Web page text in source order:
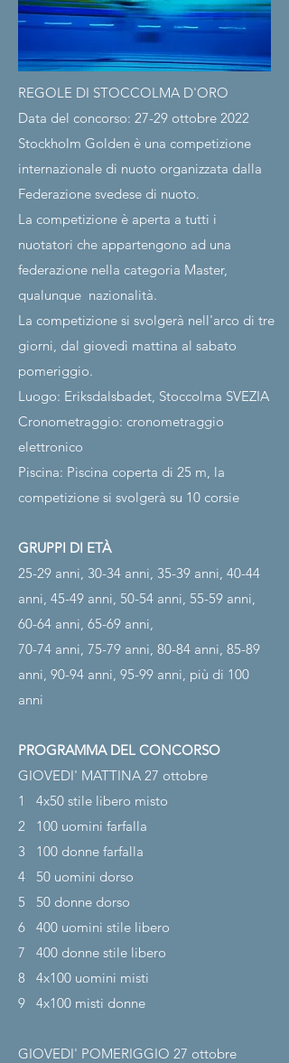
REGOLE DI STOCCOLMA D'ORO
Data del concorso: 27-29 ottobre 2022
Stockholm Golden è una competizione
internazionale di nuoto organizzata dalla
Federazione svedese di nuoto.
La competizione è aperta a tutti i
nuotatori che appartengono ad una
federazione nella categoria Master,
qualunque nazionalità.
La competizione si svolgerà nell'arco di tre
giorni, dal giovedì mattina al sabato
pomeriggio.
Luogo: Eriksdalsbadet, Stoccolma SVEZIA
Cronometraggio: cronometraggio
elettronico
Piscina: Piscina coperta di 25 m, la
competizione si svolgerà su 10 corsie
GRUPPI DI ETÀ
25-29 anni, 30-34 anni, 35-39 anni, 40-44
anni, 45-49 anni, 50-54 anni, 55-59 anni,
60-64 anni, 65-69 anni,
70-74 anni, 75-79 anni, 80-84 anni, 85-89
anni, 90-94 anni, 95-99 anni, più di 100
anni
PROGRAMMA DEL CONCORSO
GIOVEDI' MATTINA 27 ottobre
1
4x50 stile libero misto
2
100 uomini farfalla
3
100 donne farfalla
4
50 uomini dorso
5
50 donne dorso
6
400 uomini stile libero
7
400 donne stile libero
8
4x100 uomini misti
9
4x100 misti donne
GIOVEDI' POMERIGGIO 27 ottobre